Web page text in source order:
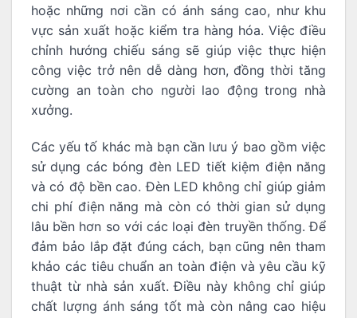
hoặc những nơi cần có ánh sáng cao, như khu
vực sản xuất hoặc kiểm tra hàng hóa. Việc điều
chỉnh hướng chiếu sáng sẽ giúp việc thực hiện
công việc trở nên dễ dàng hơn, đồng thời tăng
cường an toàn cho người lao động trong nhà
xưởng.
Các yếu tố khác mà bạn cần lưu ý bao gồm việc
sử dụng các bóng đèn LED tiết kiệm điện năng
và có độ bền cao. Đèn LED không chỉ giúp giảm
chi phí điện năng mà còn có thời gian sử dụng
lâu bền hơn so với các loại đèn truyền thống. Để
đảm bảo lắp đặt đúng cách, bạn cũng nên tham
khảo các tiêu chuẩn an toàn điện và yêu cầu kỹ
thuật từ nhà sản xuất. Điều này không chỉ giúp
chất lượng ánh sáng tốt mà còn nâng cao hiệu